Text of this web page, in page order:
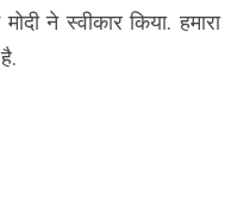
ने स्वीकार किया. हमारा